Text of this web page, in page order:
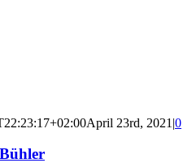
April 23rd, 2021 |0